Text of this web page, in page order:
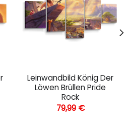
Leinwandbild König Der
Löwen Brüllen Pride
Rock
79,99 €